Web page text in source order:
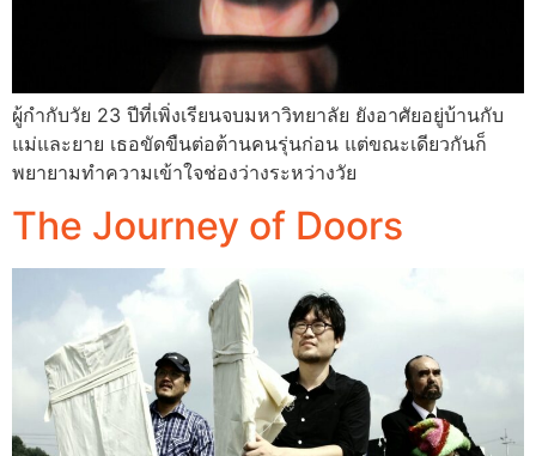
ผู้กำกับวัย 23 ปีที่เพิ่งเรียนจบมหาวิทยาลัย ยังอาศัยอยู่บ้านกับ
แม่และยาย เธอขัดขืนต่อต้านคนรุ่นก่อน แต่ขณะเดียวกันก็
พยายามทำความเข้าใจช่องว่างระหว่างวัย
The Journey of Doors